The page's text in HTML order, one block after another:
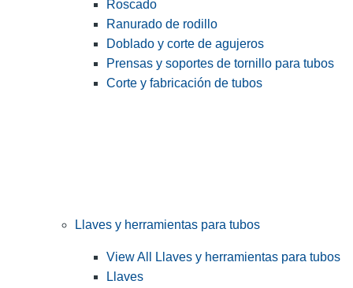
Roscado
Ranurado de rodillo
Doblado y corte de agujeros
Prensas y soportes de tornillo para tubos
Corte y fabricación de tubos
Llaves y herramientas para tubos
View All Llaves y herramientas para tubos
Llaves